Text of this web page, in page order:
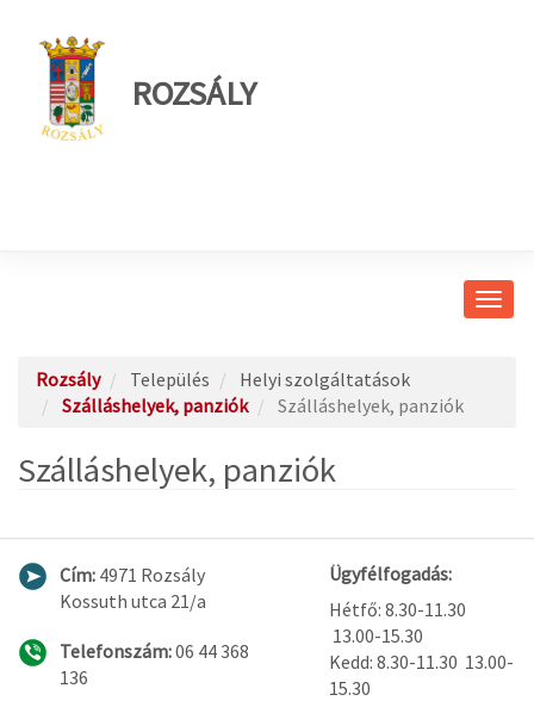
ROZSÁLY
Rozsály Település
Helyi szolgáltatások
Szálláshelyek, panziók
Szálláshelyek, panziók
Szálláshelyek, panziók
Cím: 4971 Rozsály
Kossuth utca 21/a
Telefonszám:06 44 368
136
Ügyfélfogadás:
Hétfő: 8.30-11.30
13.00-15.30
Kedd: 8.30-11.30 13.00-
15.30